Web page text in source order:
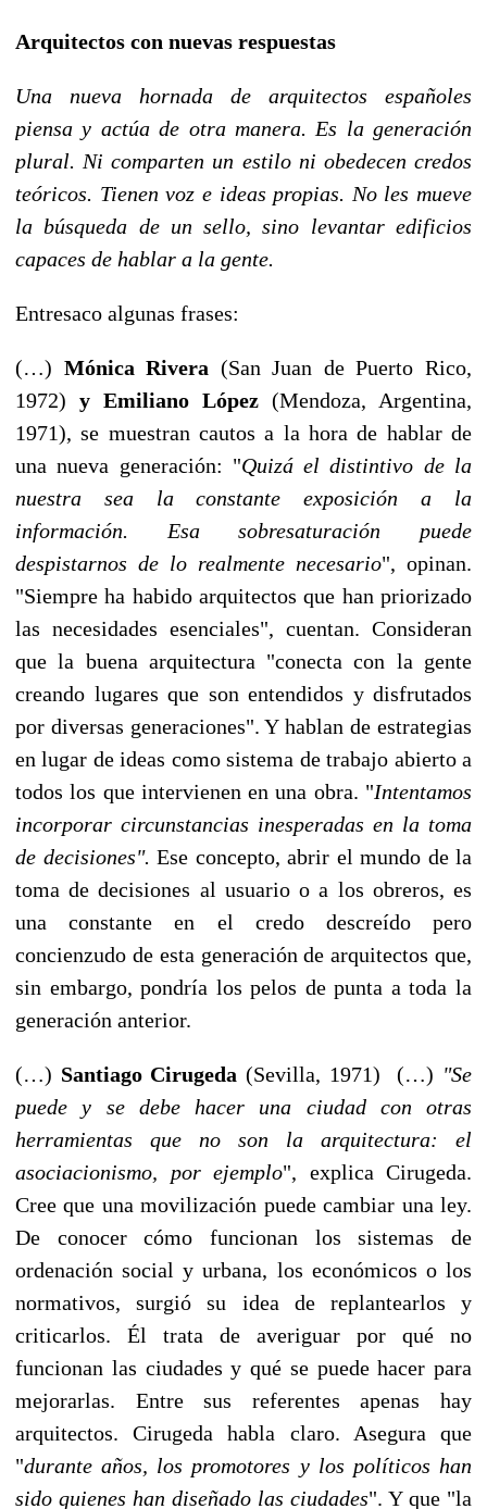
Arquitectos con nuevas respuestas
Una nueva hornada de arquitectos españoles
piensa y actúa de otra manera. Es la generación
plural. Ni comparten un estilo ni obedecen credos
teóricos. Tienen voz e ideas propias. No les mueve
la búsqueda de un sello, sino levantar edificios
capaces de hablar a la gente.
Entresaco algunas frases:
(…) Mónica Rivera (San Juan de Puerto Rico,
1972) y Emiliano López (Mendoza, Argentina,
1971), se muestran cautos a la hora de hablar de
una nueva generación: "Quizá el distintivo de la
nuestra sea la constante exposición a la
información. Esa sobresaturación puede
despistarnos de lo realmente necesario", opinan.
"Siempre ha habido arquitectos que han priorizado
las necesidades esenciales", cuentan. Consideran
que la buena arquitectura "conecta con la gente
creando lugares que son entendidos y disfrutados
por diversas generaciones". Y hablan de estrategias
en lugar de ideas como sistema de trabajo abierto a
todos los que intervienen en una obra. "Intentamos
incorporar circunstancias inesperadas en la toma
de decisiones". Ese concepto, abrir el mundo de la
toma de decisiones al usuario o a los obreros, es
una constante en el credo descreído pero
concienzudo de esta generación de arquitectos que,
sin embargo, pondría los pelos de punta a toda la
generación anterior.
(…) Santiago Cirugeda(Sevilla, 1971) (…) "Se
puede y se debe hacer una ciudad con otras
herramientas que no son la arquitectura: el
asociacionismo, por ejemplo", explica Cirugeda.
Cree que una movilización puede cambiar una ley.
De conocer cómo funcionan los sistemas de
ordenación social y urbana, los económicos o los
normativos, surgió su idea de replantearlos y
criticarlos. Él trata de averiguar por qué no
funcionan las ciudades y qué se puede hacer para
mejorarlas. Entre sus referentes apenas hay
arquitectos. Cirugeda habla claro. Asegura que
"durante años, los promotores y los políticos han
sido quienes han diseñado las ciudades". Y que "la